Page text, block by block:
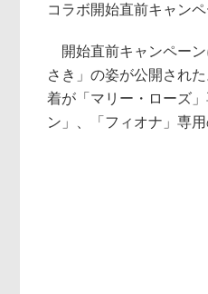
コラボ開始直前キャン
開始直前キャンペーン
さき」の姿が公開され
着が「マリー・ローズ
ン」、「フィオナ」専